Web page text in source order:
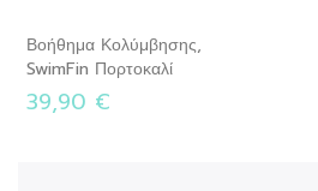
Βοήθημα Κολύμβησης,
SwimFin Πορτοκαλί
39,90 €